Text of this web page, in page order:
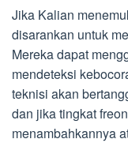
Jika Kalian
disarankan untuk
Mereka dapat
mendeteksi
teknisi akan
dan jika tingkat
menambahkannya